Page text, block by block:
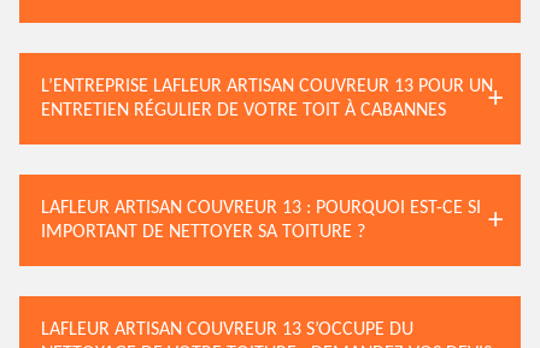
L’ENTREPRISE LAFLEUR ARTISAN COUVREUR 13 POUR UN
ENTRETIEN RÉGULIER DE VOTRE TOIT À CABANNES
LAFLEUR ARTISAN COUVREUR 13 : POURQUOI EST-CE SI
IMPORTANT DE NETTOYER SA TOITURE ?
LAFLEUR ARTISAN COUVREUR 13 S’OCCUPE DU